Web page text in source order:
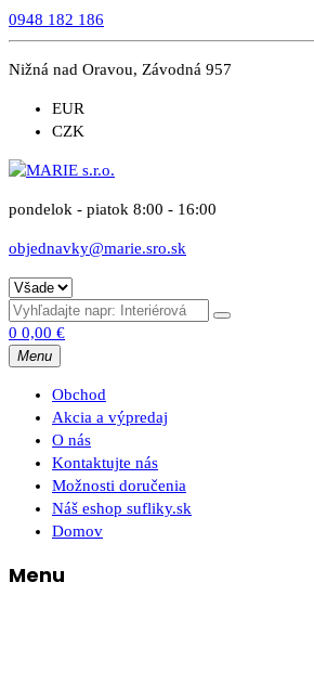
0948 182 186
Nižná nad Oravou, Závodná 957
EUR
CZK
pondelok - piatok 8:00 - 16:00
objednavky@marie.sro.sk
0 0,00 €
Menu
Obchod
Akcia a výpredaj
O nás
Kontaktujte nás
Možnosti doručenia
Náš eshop sufliky.sk
Domov
Menu